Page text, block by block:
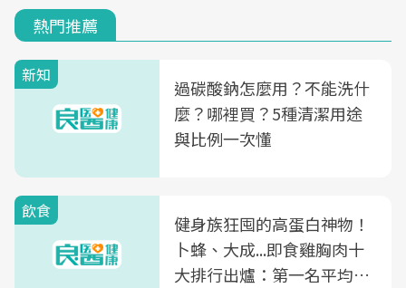
熱門推薦
新知
過碳酸鈉怎麼用？不能洗什
麼？哪裡買？5種清潔用途
與比例一次懂
飲食
健身族狂囤的高蛋白神物！
卜蜂、大成...即食雞胸肉十
大排行出爐：第一名平均一